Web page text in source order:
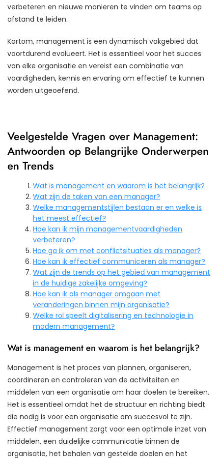
verbeteren en nieuwe manieren te vinden om teams op
afstand te leiden.
Kortom, management is een dynamisch vakgebied dat
voortdurend evolueert. Het is essentieel voor het succes
van elke organisatie en vereist een combinatie van
vaardigheden, kennis en ervaring om effectief te kunnen
worden uitgeoefend.
Veelgestelde Vragen over Management:
Antwoorden op Belangrijke Onderwerpen
en Trends
Wat is management en waarom is het belangrijk?
Wat zijn de taken van een manager?
Welke managementstijlen bestaan er en welke is
het meest effectief?
Hoe kan ik mijn managementvaardigheden
verbeteren?
Hoe ga ik om met conflictsituaties als manager?
Hoe kan ik effectief communiceren als manager?
Wat zijn de trends op het gebied van management
in de huidige zakelijke omgeving?
Hoe kan ik als manager omgaan met
veranderingen binnen mijn organisatie?
Welke rol speelt digitalisering en technologie in
modern management?
Wat is management en waarom is het belangrijk?
Management is het proces van plannen, organiseren,
coördineren en controleren van de activiteiten en
middelen van een organisatie om haar doelen te bereiken.
Het is essentieel omdat het de structuur en richting biedt
die nodig is voor een organisatie om succesvol te zijn.
Effectief management zorgt voor een optimale inzet van
middelen, een duidelijke communicatie binnen de
organisatie, het behalen van gestelde doelen en het